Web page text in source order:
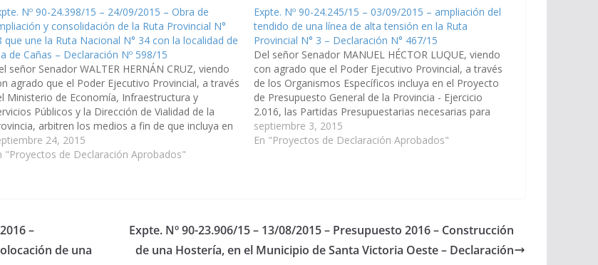
Nº 90-24.398/15 – 24/09/2015 – Obra de
y consolidación de la Ruta Provincial N°
que une la Ruta Nacional N° 34 con la localidad de
de Cañas – Declaración Nº 598/15
señor Senador WALTER HERNÁN CRUZ, viendo
agrado que el Poder Ejecutivo Provincial, a través
Ministerio de Economía, Infraestructura y
Públicos y la Dirección de Vialidad de la
arbitren los medios a fin de que incluya en
General de la Provincia, Ejercicio
la…
24, 2015
"Proyectos de Declaración Aprobados"
Expte. Nº 90-24.245/15 – 03/09/2015 – ampliación del
tendido de una línea de alta tensión en la Ruta
Provincial N° 3 – Declaración N° 467/15
Del señor Senador MANUEL HÉCTOR LUQUE, viendo
con agrado que el Poder Ejecutivo Provincial, a través
de los Organismos Específicos incluya en el Proyecto
de Presupuesto General de la Provincia - Ejercicio
2.016, las Partidas Presupuestarias necesarias para
que se proceda a la ampliación del tendido de una
línea de…
septiembre 3, 2015
En "Proyectos de Declaración Aprobados"
–
de una
Expte. Nº 90-23.906/15 – 13/08/2015 – Presupuesto 2016 – Construcción
de una Hostería, en el Municipio de Santa Victoria Oeste – Declaración